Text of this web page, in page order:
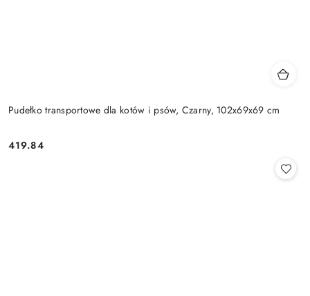
Pudełko transportowe dla kotów i psów, Czarny, 102x69x69 cm
Cena:
419.84